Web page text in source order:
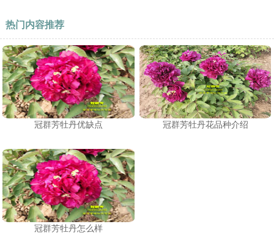
热门内容推荐
冠群芳牡丹优缺点 冠群芳牡丹花品种介绍
冠群芳牡丹怎么样